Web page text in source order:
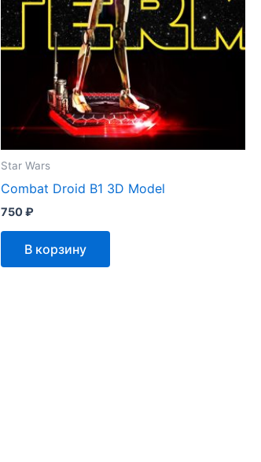
Star Wars
Combat Droid B1 3D Model
750₽
В корзину